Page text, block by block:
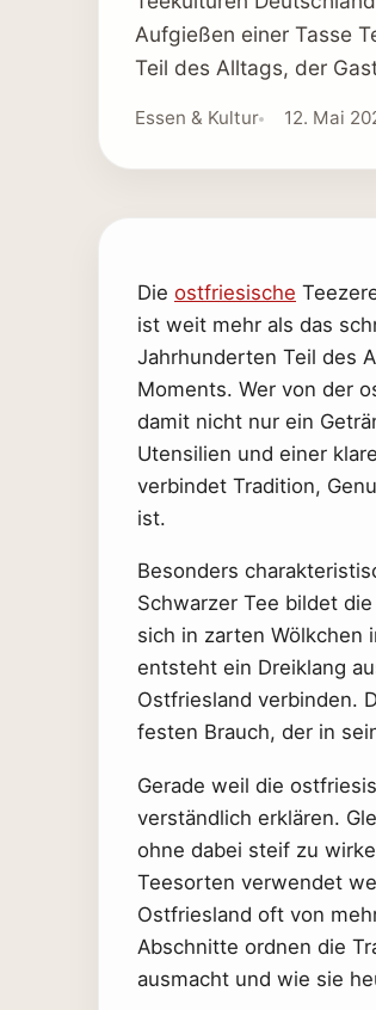
Aufgießen einer Tasse
Teil des Alltags, der
Essen & Kultur 12. Mai
Die ostfriesische
ist weit mehr als das
Jahrhunderten Teil des
Moments. Wer von der
damit nicht nur ein
Utensilien und einer
verbindet Tradition,
ist.
Besonders
Schwarzer Tee bildet
sich in zarten Wölkchen
entsteht ein Dreiklang
Ostfriesland verbinden.
festen Brauch, der in
Gerade weil die
verständlich erklären.
ohne dabei steif zu
Teesorten verwendet
Ostfriesland oft von
Abschnitte ordnen die
ausmacht und wie sie